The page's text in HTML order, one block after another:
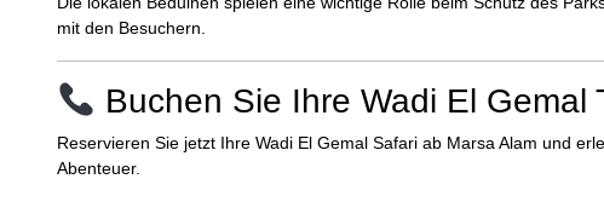
mit den Besuchern.
Buchen Sie Ihre Wadi El Gemal
Reservieren Sie jetzt Ihre Wadi El Gemal Safari ab Marsa Alam und
Abenteuer.